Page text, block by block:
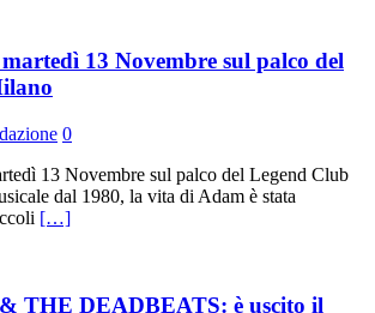
13 Novembre sul palco del
0
13 Novembre sul palco del Legend Club
dal 1980, la vita di Adam è stata
[…]
THE DEADBEATS: è uscito il